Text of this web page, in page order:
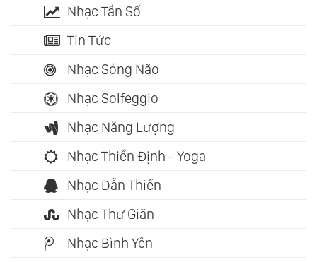
Nhạc Tần Số
Tin Tức
Nhạc Sóng Não
Nhạc Solfeggio
Nhạc Năng Lượng
Nhạc Thiền Định - Yoga
Nhạc Dẫn Thiền
Nhạc Thư Giãn
Nhạc Bình Yên